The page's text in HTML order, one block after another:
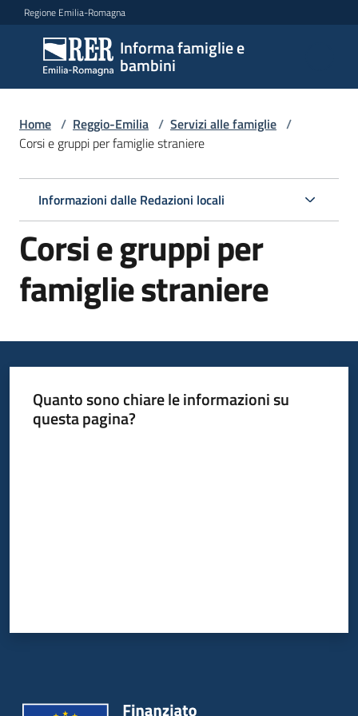
Vai al contenuto
Vai alla navigazione
Vai al footer
Regione Emilia-Romagna
Informa famiglie e
bambini
Informa
famiglie
e
bambini
Argomenti
Servizi
Menu selezionato
Centri
Informazioni
locali
Home / Reggio-Emilia / Servizi alle famiglie /
Corsi e gruppi per famiglie straniere
Informazioni dalle Redazioni locali
Corsi e gruppi per
famiglie straniere
Quanto sono chiare le informazioni su
questa pagina?